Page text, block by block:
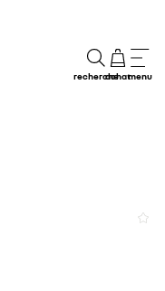
rechercheachatmenu